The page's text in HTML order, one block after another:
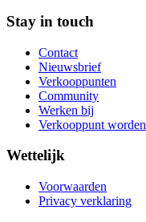
Stay in touch
Contact
Nieuwsbrief
Verkooppunten
Community
Werken bij
Verkooppunt worden
Wettelijk
Voorwaarden
Privacy verklaring